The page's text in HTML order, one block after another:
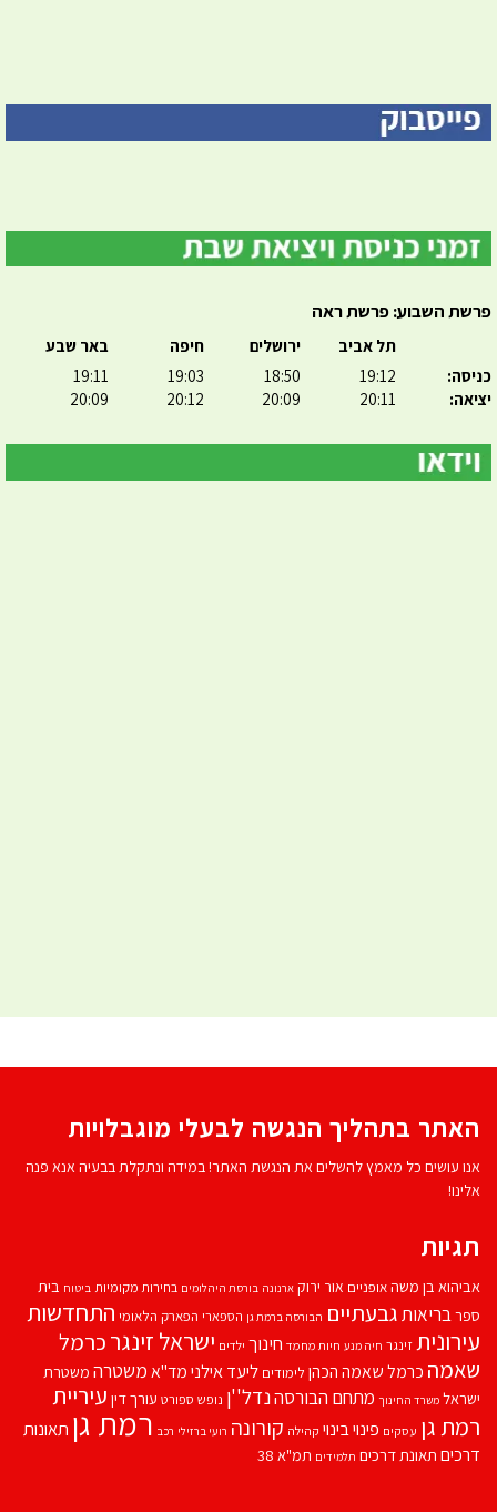
פרשת השבוע: פרשת ראה
כניסה:
יציאה:
תל אביב
19:12
20:11
ירושלים
18:50
20:09
חיפה
19:03
20:12
באר שבע
19:11
20:09
האתר בתהליך הנגשה לבעלי מוגבלויות
אנו עושים כל מאמץ להשלים את הנגשת האתר! במידה ונתקלת בבעיה אנא פנה
אלינו!
תגיות
אביהוא בן משהאופניים אור ירוק ארנונה בורסת היהלומים בחירות מקומיות ביטוח בית
ספרבריאותגבעתיים הבורסה ברמת גן הספארי הפארק הלאומי התחדשות
עירוניתזינגר חיה מנע חיות מחמד חינוך ילדים ישראל זינגרכרמל
שאמה כרמל שאמה הכהן לימודים ליעד אילנימד''אמשטרה משטרת
ישראל משרד החינוך מתחם הבורסהנדל''ן נופש ספורט עורך דין עיריית
רמת גן עסקים פינוי בינוי קהילה קורונה רועי ברזילי רכב רמת גן תאונות
דרכים תאונת דרכים תלמידים תמ"א 38